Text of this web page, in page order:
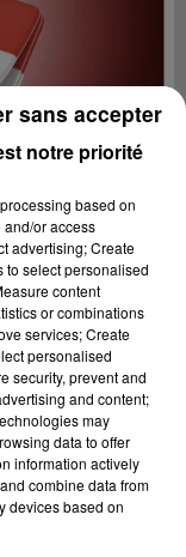
notre priorité
based on
and/or access
advertising; Create
to select personalised
content
or combinations
services; Create
personalised
security, prevent and
and content;
may
data to offer
information actively
combine data from
devices based on
sans accepter